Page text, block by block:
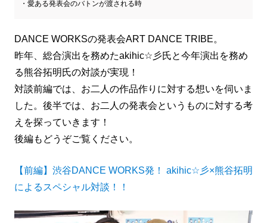
愛ある発表会のバトンが渡される時
DANCE WORKSの発表会ART DANCE TRIBE。
昨年、総合演出を務めたakihic☆彡氏と今年演出を務め
る熊谷拓明氏の対談が実現！
対談前編では、お二人の作品作りに対する想いを伺いま
した。後半では、お二人の発表会というものに対する考
えを探っていきます！
後編もどうぞご覧ください。
【前編】渋谷DANCE WORKS発！ akihic☆彡×熊谷拓明
によるスペシャル対談！！